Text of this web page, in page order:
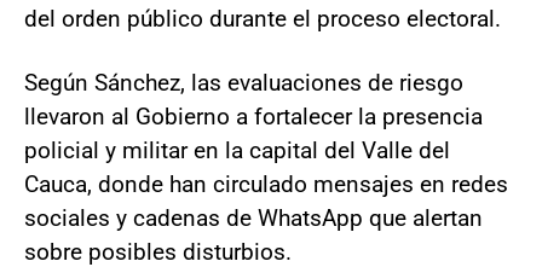
del orden público durante el proceso electoral.
Según Sánchez, las evaluaciones de riesgo
llevaron al Gobierno a fortalecer la presencia
policial y militar en la capital del Valle del
Cauca, donde han circulado mensajes en redes
sociales y cadenas de WhatsApp que alertan
sobre posibles disturbios.